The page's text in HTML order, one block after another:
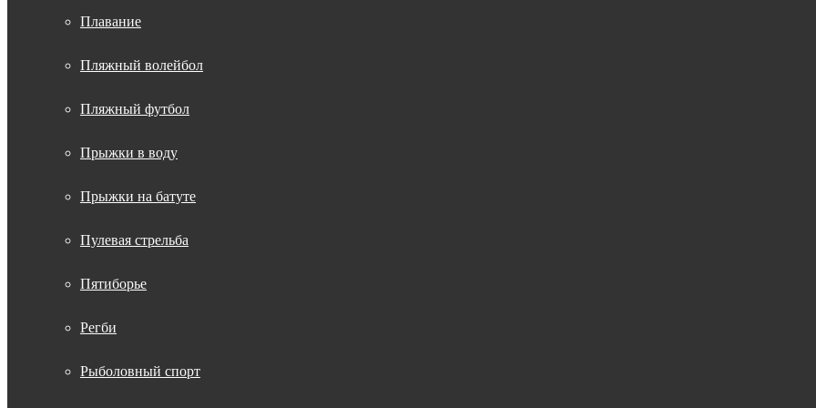
Плавание
Пляжный волейбол
Пляжный футбол
Прыжки в воду
Прыжки на батуте
Пулевая стрельба
Пятиборье
Регби
Рыболовный спорт